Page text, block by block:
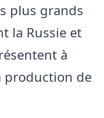
plus grands
la Russie et
à
production de